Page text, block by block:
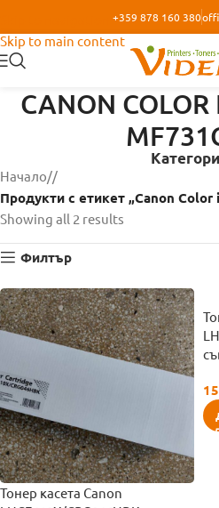
Skip to main content
+359 878 160 380
CANON COLOR
Начало/
Продукти с етикет „Canon Color
Showing all 2 results
Филтър
Тонер касета Canon